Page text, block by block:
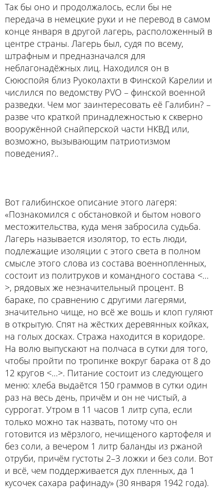
Так бы оно и продолжалось, если бы не
передача в немецкие руки и не перевод в самом
конце января в другой лагерь, расположенный в
центре страны. Лагерь был, судя по всему,
штрафным и предназначался для
неблагонадёжных лиц. Находился он в
Сююспойя близ Руоколахти в Финской Карелии и
числился по ведомству PVO – финской военной
разведки. Чем мог заинтересовать её Галибин? –
разве что краткой принадлежностью к скверно
вооружённой снайперской части НКВД или,
возможно, вызывающим патриотизмом
поведения?..
Вот галибинское описание этого лагеря:
«Познакомился с обстановкой и бытом нового
местожительства, куда меня забросила судьба.
Лагерь называется изолятор, то есть люди,
подлежащие изоляции с этого света в полном
смысле этого слова из состава военнопленных,
состоит из политруков и командного состава <…
>, рядовых же незначительный процент. В
бараке, по сравнению с другими лагерями,
значительно чище, но всё же вошь и клоп гуляют
в открытую. Спят на жёстких деревянных койках,
на голых досках. Стража находится в коридоре.
На волю выпускают на полчаса в сутки для того,
чтобы пройти по тропинке вокруг барака от 8 до
12 кругов <…>. Питание состоит из следующего
меню: хлеба выдаётся 150 граммов в сутки один
раз на весь день, причём и он не чистый, а
суррогат. Утром в 11 часов 1 литр супа, если
только можно так назвать, потому что он
готовится из мёрзлого, нечищеного картофеля и
без соли, а вечером 1 литр баланды из ржаной
отруби, причём густоты 2–3 ложки и без соли. Вот
и всё, чем поддерживается дух пленных, да 1
кусочек сахара рафинаду» (30 января 1942 года).